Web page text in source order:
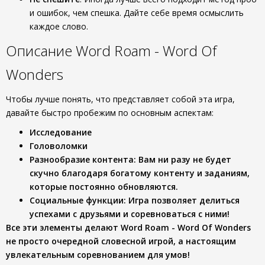
и ошибок, чем спешка. Дайте себе время осмыслить
каждое слово.
Описание Word Roam - Word Of
Wonders
Чтобы лучше понять, что представляет собой эта игра,
давайте быстро пробежим по основным аспектам:
Исследование
Головоломки
Разнообразие контента: Вам ни разу не будет
скучно благодаря богатому контенту и заданиям,
которые постоянно обновляются.
Социальные функции: Игра позволяет делиться
успехами с друзьями и соревноваться с ними!
Все эти элементы делают Word Roam - Word Of Wonders
не просто очередной словесной игрой, а настоящим
увлекательным соревнованием для умов!